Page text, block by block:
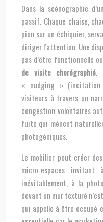
Dans la scénographie
passif. Chaque chaise,
pion sur un échiquier,
diriger l’attention. Une
pas d’être fonctionnelle
de visite chorégraphié
« nudging » (incitation
visiteurs à travers un
congestion volontaires
fuite qui mènent
photogéniques.
Le mobilier peut créer
micro-espaces
inévitablement, à la
devant un mur texturé
qui appelle à être